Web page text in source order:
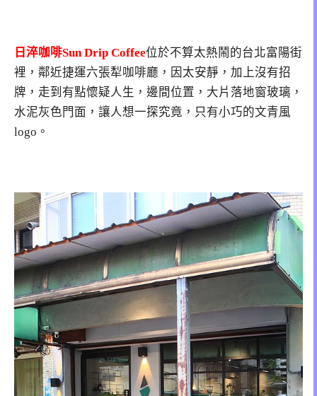
日淬咖啡Sun Drip Coffee位於不算太熱鬧的台北富陽街
裡，鄰近捷運六張犁咖啡廳，因太安靜，加上沒有招
牌，走到有點懷疑人生，邊間位置，大片落地窗玻璃，
水泥灰色門面，讓人想一探究竟，只有小巧的文青風
logo。